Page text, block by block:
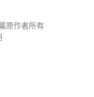
原作者所有